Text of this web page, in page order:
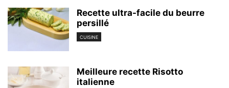
Recette ultra-facile du beurre
persillé
CUISINE
Meilleure recette Risotto
italienne